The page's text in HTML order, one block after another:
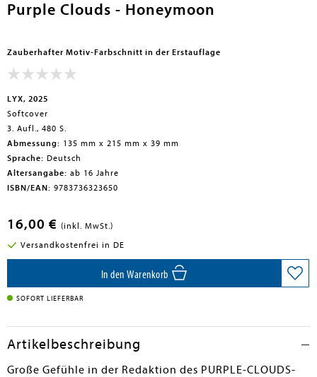
Purple Clouds - Honeymoon
Zauberhafter Motiv-Farbschnitt in der Erstauflage
LYX, 2025
Softcover
3. Aufl., 480 S.
Abmessung: 135 mm x 215 mm x 39 mm
Sprache: Deutsch
Altersangabe: ab 16 Jahre
ISBN/EAN: 9783736323650
16,00 € (inkl. MwSt.)
Versandkostenfrei in DE
In den Warenkorb
SOFORT LIEFERBAR
Artikelbeschreibung
Große Gefühle in der Redaktion des PURPLE-CLOUDS-